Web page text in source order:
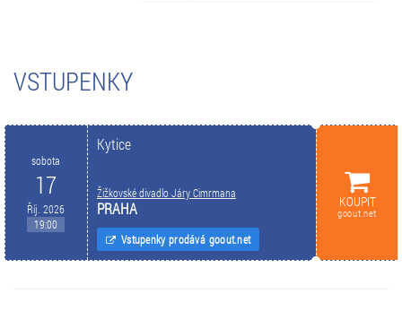
VSTUPENKY
sobota
17
Říj. 2026
19:00
Kytice
Žižkovské divadlo Járy Cimrmana
PRAHA
Vstupenky prodává goout.net
KOUPIT
goout.net